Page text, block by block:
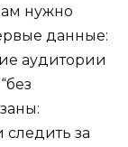
нужно
данные:
аудитории
следить за